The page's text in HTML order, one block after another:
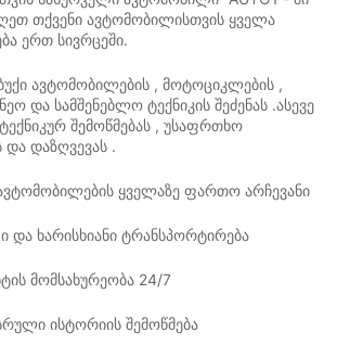
თქვენი ავტომობილისთვის ყველა
ერთ სივრცეში.
ავტომობილების , მოტოციკლების ,
და სამშენებლო ტექნიკის შეძენას .ასევე
შემოწმებას , უსაფრთხო
დაზღვევას .
ყველაზე ფართო არჩევანი
და ხარისხიანი ტრანსპორტირება
მომსახურეობა 24/7
ისტორიის შემოწმება